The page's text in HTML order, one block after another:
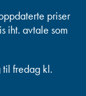
priser
iht. avtale som
til fredag kl.